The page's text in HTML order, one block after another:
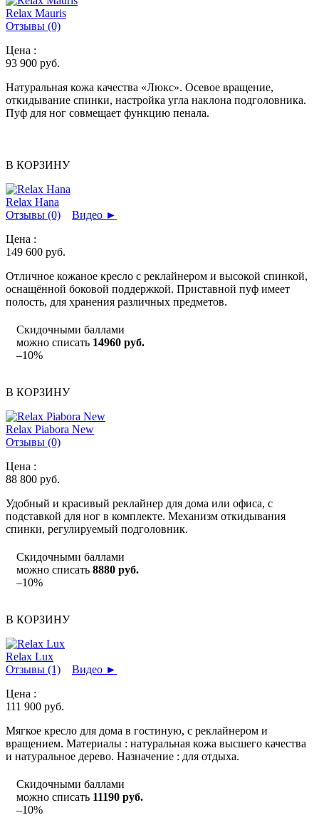
Relax Mauris
Отзывы (0)
Цена :
93 900 руб.
Натуральная кожа качества «Люкс». Осевое вращение,
откидывание спинки, настройка угла наклона подголовника.
Пуф для ног совмещает функцию пенала.
В КОРЗИНУ
Relax Hana
Отзывы (0)
Видео ►
Цена :
149 600 руб.
Отличное кожаное кресло с реклайнером и высокой спинкой,
оснащённой боковой поддержкой. Приставной пуф имеет
полость, для хранения различных предметов.
Скидочными баллами
можно списать 14960 руб.
–10%
В КОРЗИНУ
Relax Piabora New
Отзывы (0)
Цена :
88 800 руб.
Удобный и красивый реклайнер для дома или офиса, с
подставкой для ног в комплекте. Механизм откидывания
спинки, регулируемый подголовник.
Скидочными баллами
можно списать 8880 руб.
–10%
В КОРЗИНУ
Relax Lux
Отзывы (1)
Видео ►
Цена :
111 900 руб.
Мягкое кресло для дома в гостиную, с реклайнером и
вращением. Материалы : натуральная кожа высшего качества
и натуральное дерево. Назначение : для отдыха.
Скидочными баллами
можно списать 11190 руб.
–10%